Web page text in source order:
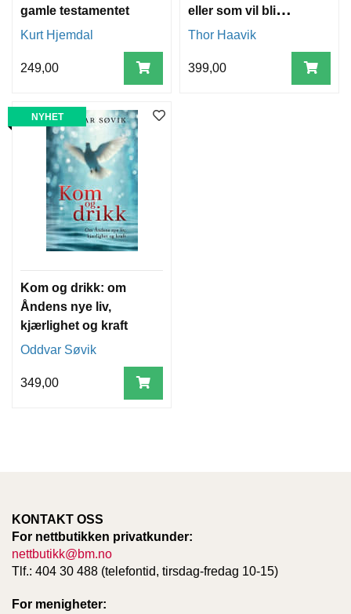
gamle testamentet
Kurt Hjemdal
249,00
eller som vil bli
inspirert i troen
Thor Haavik
399,00
NYHET
Kom og drikk: om
Åndens nye liv,
kjærlighet og kraft
Oddvar Søvik
349,00
KONTAKT OSS
For nettbutikken privatkunder:
nettbutikk@bm.no
Tlf.: 404 30 488 (telefontid, tirsdag-fredag 10-15)
For menigheter: